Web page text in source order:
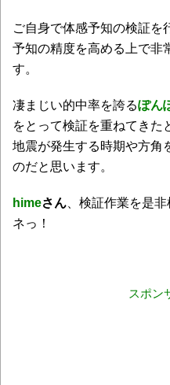
ご自身で体感予知の検証を
予知の精度を高める上で非
す。
凄まじい的中率を誇るぽん
をとって検証を重ねてきた
地震が発生する時期や方角
のだと思います。
himeさん 、検証作業を是
ネっ！
スポン